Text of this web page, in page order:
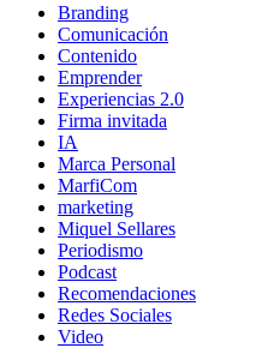
Branding
Comunicación
Contenido
Emprender
Experiencias 2.0
Firma invitada
IA
Marca Personal
MarfiCom
marketing
Miquel Sellares
Periodismo
Podcast
Recomendaciones
Redes Sociales
Video